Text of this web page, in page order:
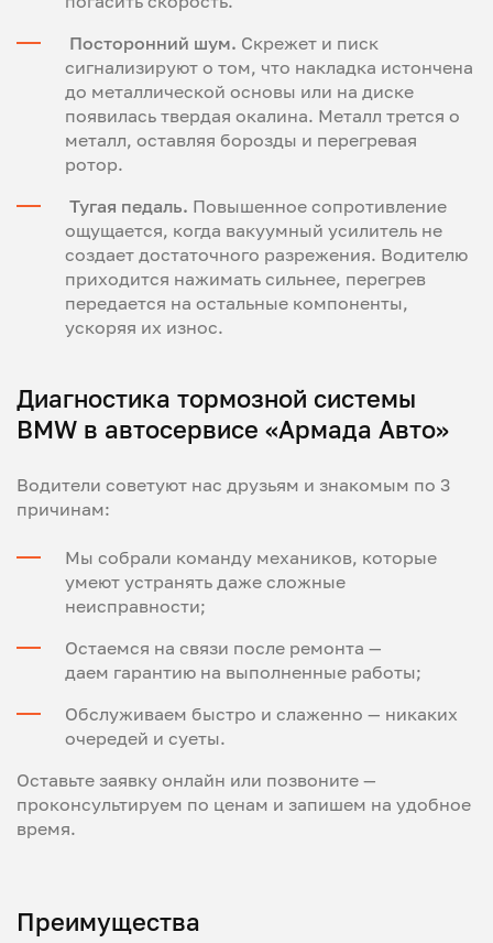
Посторонний шум. Скрежет и писк
сигнализируют о том, что накладка истончена
до металлической основы или на диске
появилась твердая окалина. Металл трется о
металл, оставляя борозды и перегревая
ротор.
Тугая педаль. Повышенное сопротивление
ощущается, когда вакуумный усилитель не
создает достаточного разрежения. Водителю
приходится нажимать сильнее, перегрев
передается на остальные компоненты,
ускоряя их износ.
Диагностика тормозной системы
BMW в автосервисе «Армада Авто»
Водители советуют нас друзьям и знакомым по 3
причинам:
Мы собрали команду механиков, которые
умеют устранять даже сложные
неисправности;
Остаемся на связи после ремонта —
даем гарантию на выполненные работы;
Обслуживаем быстро и слаженно — никаких
очередей и суеты.
Оставьте заявку онлайн или позвоните —
проконсультируем по ценам и запишем на удобное
время.
Преимущества